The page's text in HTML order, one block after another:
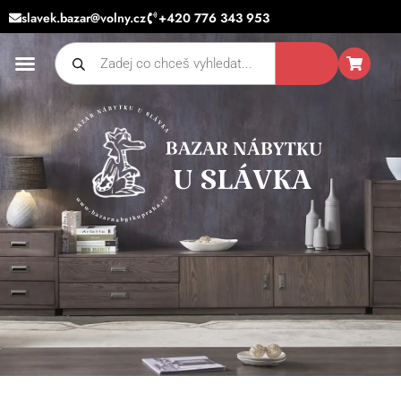
Přeskočit
na
slavek.bazar@volny.cz
+420 776 343 953
Products
search